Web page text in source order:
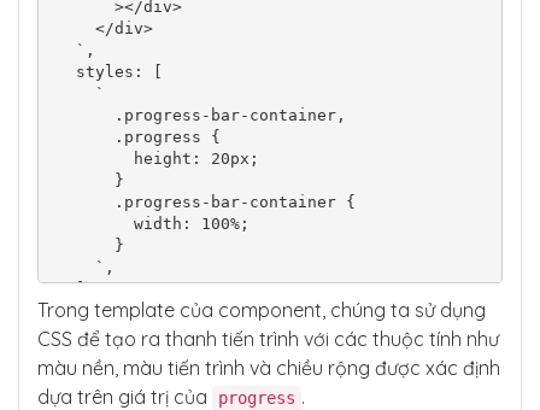
  ],
})
export class ProgressBarComponent implements
OnInit {
  @Input() backgroundColor: string;
  @Input() progressColor: string;
Trong template của component, chúng ta sử dụng
CSS để tạo ra thanh tiến trình với các thuộc tính như
màu nền, màu tiến trình và chiều rộng được xác định
dựa trên giá trị của
progress .